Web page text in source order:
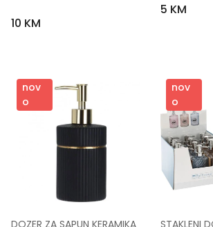
10 KM
5 KM
nov
o
DOZER ZA SAPUN KERAMIKA
nov
o
STAKLENI